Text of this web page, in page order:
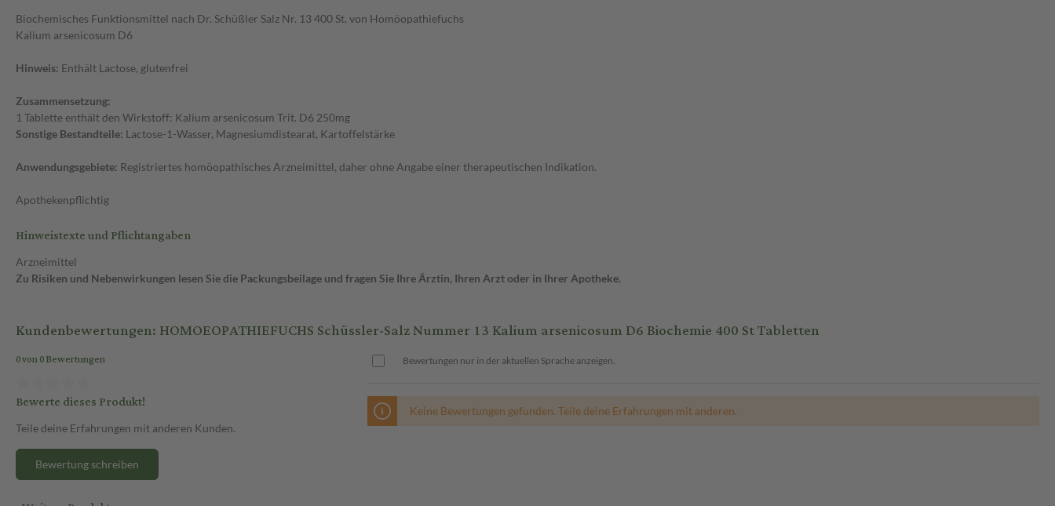
Biochemisches Funktionsmittel nach Dr. Schüßler Salz Nr. 13 400 St. von Homöopathiefuchs
Kalium arsenicosum D6
Hinweis: Enthält Lactose, glutenfrei
Zusammensetzung:
1 Tablette enthält den Wirkstoff: Kalium arsenicosum Trit. D6 250mg
Sonstige Bestandteile: Lactose-1-Wasser, Magnesiumdistearat, Kartoffelstärke
Anwendungsgebiete: Registriertes homöopathisches Arzneimittel, daher ohne Angabe einer therapeutischen Indikation.
Apothekenpflichtig
Hinweistexte und Pflichtangaben
Arzneimittel
Zu Risiken und Nebenwirkungen lesen Sie die Packungsbeilage und fragen Sie Ihre Ärztin, Ihren Arzt oder in Ihrer Apotheke.
Kundenbewertungen: HOMOEOPATHIEFUCHS Schüssler-Salz Nummer 13 Kalium arsenicosum D6 Biochemie 400 St Tabletten
0 von 0 Bewertungen
Bewerte dieses Produkt!
Teile deine Erfahrungen mit anderen Kunden.
Bewertung schreiben
Bewertungen nur in der aktuellen Sprache anzeigen.
Keine Bewertungen gefunden. Teile deine Erfahrungen mit anderen.